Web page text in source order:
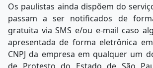
Os paulistas ainda dispõem do
passam a ser notificados de
gratuita via SMS e/ou e-mail caso
apresentada de forma eletrônica
CNPJ da empresa em qualquer um